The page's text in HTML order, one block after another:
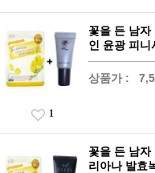
꽃을 든 남
인 윤광 피니
상품가 :
1
꽃을 든 남자
리아나 발효